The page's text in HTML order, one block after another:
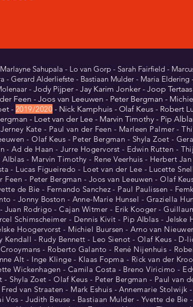
Sahupala - Lo van Gorp - Sarah Fairfield -
- Gerard Alderliefste - Bastiaan Mulder - Maria
- Jody Pijper - Jay Karim Jonker - Joop
Feen - Joos van Leeuwen - Peter Bergman -
- 2019/2020 - Nick Kamphuis - Olaf Keus - Robert
- Loet van der Lee - Marvin Timothy - Pip
Kate - Paul van der Feen - Marleen Palmer -
- Olaf Keus - Peter Bergman - Shyla Zoet -
- Ad de Haan - Jurre Hogervorst - Edwin Rutten -
- Marvin Timothy - Rene Veerhuis - Herbert
- Lucas Figueiredo - Loet van der Lee - Lucette
- Peter Bergman - Joos van Leeuwen - Olaf
de Bie - Fernando Sanchez - Paul Paulissen -
- Jonny Boston - Anne-Marie Hunsel - Graziella
Juan Rodrigo - Cajan Witmer - Erik Kooger -
Schimscheimer - Dennis Kivit - Pip Alblas -
Hoogervorst - Michiel Buursen - Arno van
Kendall - Rudy Bennett - Leo Sienot - Olaf Keus - D-
- Roberto Galanto - René Nijenhuis -
Alt - Inge Klinge - Klaas Fopma - Rick van der
Wickenhagen - Camila Costa - Breno Viricimo -
Shyla Zoet - Olaf Keus - Peter Bergman - Paul van
van Straaten - Mark Eshuis - Annemarie Stolwijk
Vos - Judith Beuse - Bastiaan Mulder - Yvette de Bie